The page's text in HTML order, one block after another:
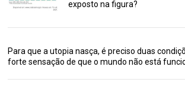
exposto na figura?
Para que a utopia nasça, é preciso duas
forte sensação de que o mundo não está